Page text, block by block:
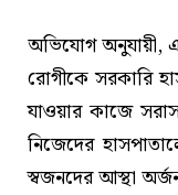
অভিযোগ অনুযায়ী,
রোগীকে সরকারি
যাওয়ার কাজে
নিজেদের
স্বজনদের আস্থা